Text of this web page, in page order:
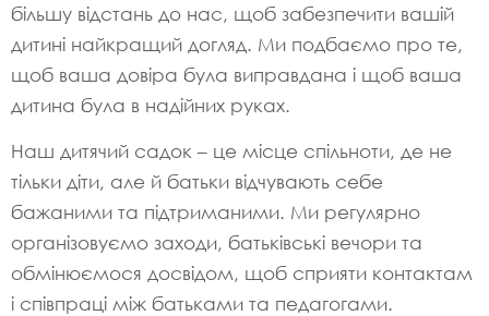
більшу відстань до нас, щоб забезпечити вашій
дитині найкращий догляд. Ми подбаємо про те,
щоб ваша довіра була виправдана і щоб ваша
дитина була в надійних руках.
Наш дитячий садок – це місце спільноти, де не
тільки діти, але й батьки відчувають себе
бажаними та підтриманими. Ми регулярно
організовуємо заходи, батьківські вечори та
обмінюємося досвідом, щоб сприяти контактам
і співпраці між батьками та педагогами.